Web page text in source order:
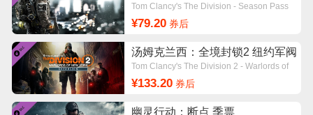
Tom Clancy's The Division - Season Pass
¥79.20券后
汤姆克兰西：全境封锁2 纽约军阀
DLC
Tom Clancy's The Division 2 - Warlords of
¥133.20券后
幽灵行动：断点 季票